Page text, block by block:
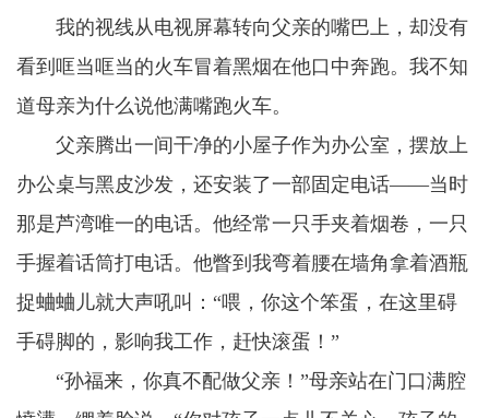
我的视线从电视屏幕转向父亲的嘴巴上，却没有
看到哐当哐当的火车冒着黑烟在他口中奔跑。我不知
道母亲为什么说他满嘴跑火车。
父亲腾出一间干净的小屋子作为办公室，摆放上
办公桌与黑皮沙发，还安装了一部固定电话——当时
那是芦湾唯一的电话。他经常一只手夹着烟卷，一只
手握着话筒打电话。他瞥到我弯着腰在墙角拿着酒瓶
捉蛐蛐儿就大声吼叫：“喂，你这个笨蛋，在这里碍
手碍脚的，影响我工作，赶快滚蛋！”
“孙福来，你真不配做父亲！”母亲站在门口满腔